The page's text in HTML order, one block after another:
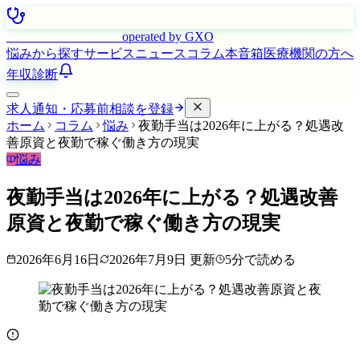
operated by GXO
悩みから探すサービスニュース コラム本音箱医療機関の方へ
年収診断
求人通知・応募前相談を登録
ホーム
コラム 悩み
夜勤手当は2026年に上がる？処遇改
善原資と夜勤で稼ぐ働き方の現実
悩み
夜勤手当は2026年に上がる？処遇改善
原資と夜勤で稼ぐ働き方の現実
2026年6月16日 2026年7月9日 更新 5分で読める